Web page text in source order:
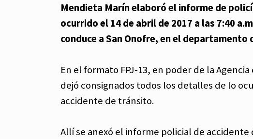
Mendieta Marín elaboró el informe de
ocurrido el 14 de abril de 2017 a las 7:40
conduce a San Onofre, en el departamento
En el formato FPJ-13, en poder de la
dejó consignados todos los detalles de lo
accidente de tránsito.
Allí se anexó el informe policial de